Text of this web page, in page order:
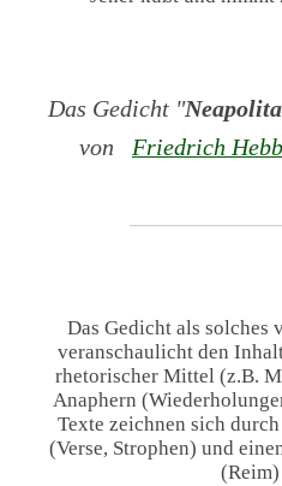
Das Gedicht "
von
Friedrich
Das Gedicht als solches
veranschaulicht den
rhetorischer Mittel (z.B.
Anaphern
Texte zeichnen sich
(Verse, Strophen) und
(Reim)